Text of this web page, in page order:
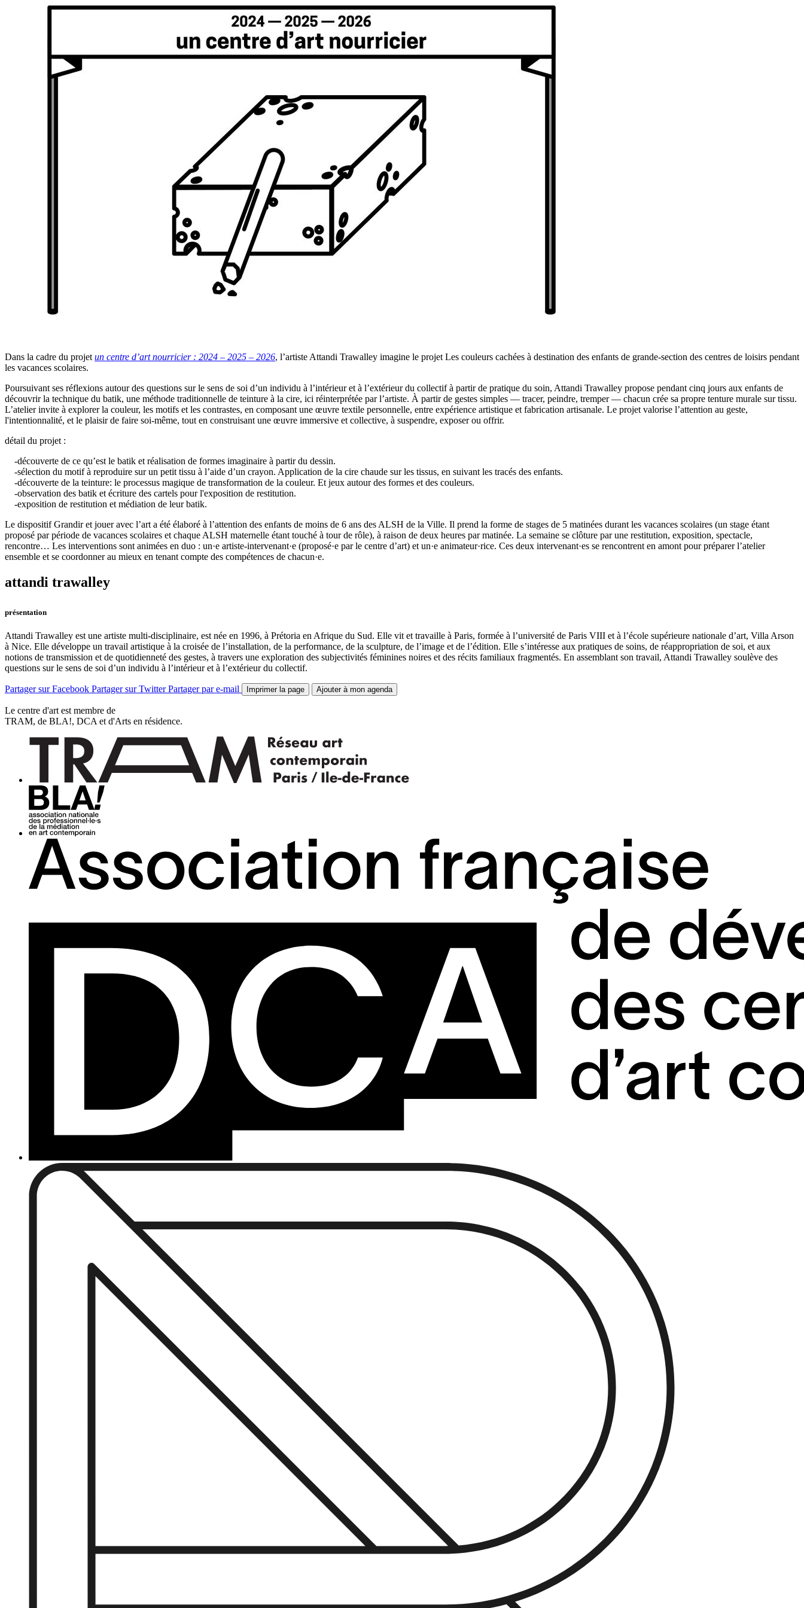
Dans la cadre du projet un centre d’art nourricier : 2024 – 2025 – 2026, l’artiste Attandi Trawalley imagine le projet Les couleurs cachées à destination des enfants de grande-section des centres de loisirs pendant
les vacances scolaires.
Poursuivant ses réflexions autour des questions sur le sens de soi d’un individu à l’intérieur et à l’extérieur du collectif à partir de pratique du soin, Attandi Trawalley propose pendant cinq jours aux enfants de
découvrir la technique du batik, une méthode traditionnelle de teinture à la cire, ici réinterprétée par l’artiste. À partir de gestes simples — tracer, peindre, tremper — chacun crée sa propre tenture murale sur tissu.
L’atelier invite à explorer la couleur, les motifs et les contrastes, en composant une œuvre textile personnelle, entre expérience artistique et fabrication artisanale. Le projet valorise l’attention au geste,
l'intentionnalité, et le plaisir de faire soi-même, tout en construisant une œuvre immersive et collective, à suspendre, exposer ou offrir.
détail du projet :
-découverte de ce qu’est le batik et réalisation de formes imaginaire à partir du dessin.
-sélection du motif à reproduire sur un petit tissu à l’aide d’un crayon. Application de la cire chaude sur les tissus, en suivant les tracés des enfants.
-découverte de la teinture: le processus magique de transformation de la couleur. Et jeux autour des formes et des couleurs.
-observation des batik et écriture des cartels pour l'exposition de restitution.
-exposition de restitution et médiation de leur batik.
Le dispositif Grandir et jouer avec l’art a été élaboré à l’attention des enfants de moins de 6 ans des ALSH de la Ville. Il prend la forme de stages de 5 matinées durant les vacances scolaires (un stage étant
proposé par période de vacances scolaires et chaque ALSH maternelle étant touché à tour de rôle), à raison de deux heures par matinée. La semaine se clôture par une restitution, exposition, spectacle,
rencontre… Les interventions sont animées en duo : un·e artiste-intervenant·e (proposé·e par le centre d’art) et un·e animateur·rice. Ces deux intervenant·es se rencontrent en amont pour préparer l’atelier
ensemble et se coordonner au mieux en tenant compte des compétences de chacun·e.
attandi trawalley
présentation
Attandi Trawalley est une artiste multi-disciplinaire, est née en 1996, à Prétoria en Afrique du Sud. Elle vit et travaille à Paris, formée à l’université de Paris VIII et à l’école supérieure nationale d’art, Villa Arson
à Nice. Elle développe un travail artistique à la croisée de l’installation, de la performance, de la sculpture, de l’image et de l’édition. Elle s’intéresse aux pratiques de soins, de réappropriation de soi, et aux
notions de transmission et de quotidienneté des gestes, à travers une exploration des subjectivités féminines noires et des récits familiaux fragmentés. En assemblant son travail, Attandi Trawalley soulève des
questions sur le sens de soi d’un individu à l’intérieur et à l’extérieur du collectif.
Partager sur Facebook Partager sur Twitter Partager par e-mail Imprimer la page Ajouter à mon agenda
Le centre d'art est membre de
TRAM, de BLA!, DCA et d'Arts en résidence.